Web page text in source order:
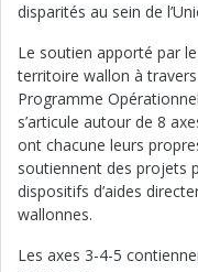
disparités au sein de
Le soutien apporté par
territoire wallon à
Programme
s’articule autour de 8
ont chacune leurs
soutiennent des projets
dispositifs d’aides
wallonnes.
Les axes 3-4-5